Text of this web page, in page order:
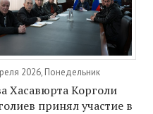
2026, Понедельник
Хасавюрта Корголи
принял участие в